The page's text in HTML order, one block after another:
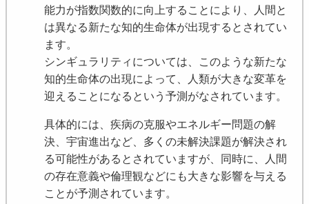
能力が指数関数的に向上することにより、人間と
は異なる新たな知的生命体が出現するとされてい
ます。
シンギュラリティについては、このような新たな
知的生命体の出現によって、人類が大きな変革を
迎えることになるという予測がなされています。
具体的には、疾病の克服やエネルギー問題の解
決、宇宙進出など、多くの未解決課題が解決され
る可能性があるとされていますが、同時に、人間
の存在意義や倫理観などにも大きな影響を与える
ことが予測されています。